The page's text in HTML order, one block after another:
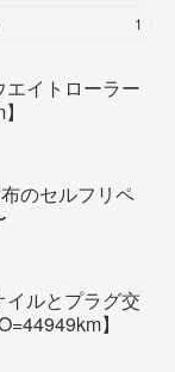
1
エイトローラー
のセルフリペ
イルとプラグ交
】